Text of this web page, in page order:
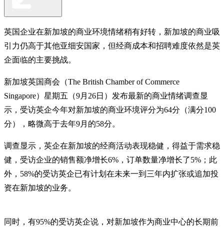
英国企业在新加坡的商业环境情绪稍有好转，新加坡的商业吸
引力仍高于其他亚细安国家，但经商成本和招聘难度依然是英
企面临的主要挑战。
新加坡英国商会（The British Chamber of Commerce
Singapore）星期五（9月26日）发布最新的商业情绪调查显
示，受访英企今年对新加坡的商业环境评分为64分（满分100
分），略微高于去年9月的58分。
调查显示，英企在新加坡的经商活动表现稳健，得益于需求稳
健，受访企业的销售额净增长6%，订单数量净增长了5%；此
外，58%的受访英企已有计划在未来一到三年内扩张或追加投
资在新加坡的业务。
同时，有95%的受访英企说，对新加坡作为商业中心的长期前